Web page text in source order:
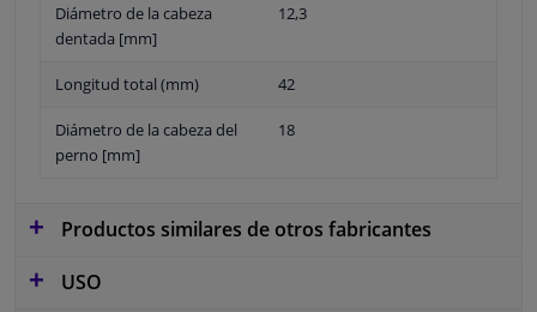
Diámetro de la cabeza
dentada [mm]
12,3
Longitud total (mm) 42
Diámetro de la cabeza del
perno [mm]
18
Productos similares de otros fabricantes
USO